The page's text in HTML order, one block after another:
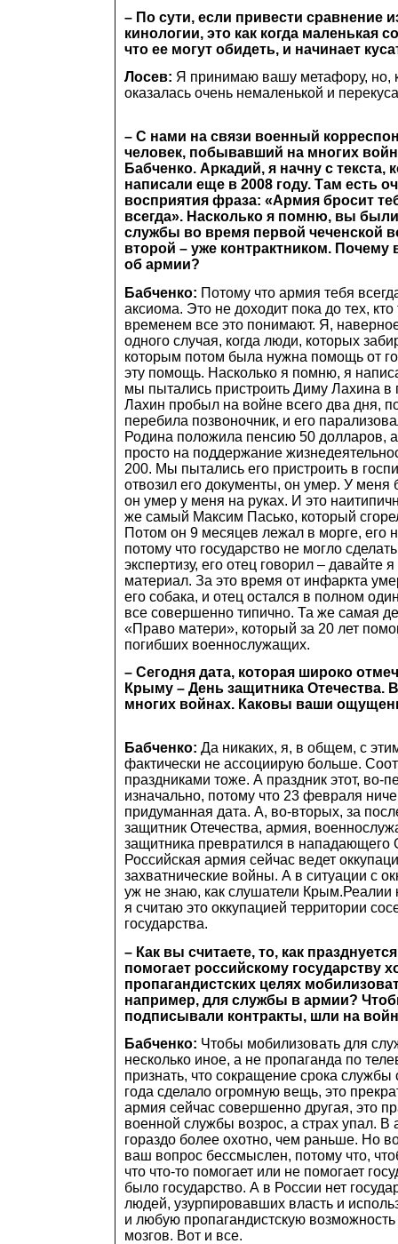
– По сути, если привести сравнение
кинологии, это как когда маленькая
что ее могут обидеть, и начинает
Лосев: Я принимаю вашу метафору, но,
оказалась очень немаленькой и
– С нами на связи военный
человек, побывавший на многих
Бабченко. Аркадий, я начну с текста,
написали еще в 2008 году. Там есть
восприятия фраза: «Армия бросит
всегда». Насколько я помню, вы
службы во время первой чеченской
второй – уже контрактником. Почему
об армии?
Бабченко: Потому что армия тебя
аксиома. Это не доходит пока до тех,
временем все это понимают. Я,
одного случая, когда люди, которых
которым потом была нужна помощь от
эту помощь. Насколько я помню, я
мы пытались пристроить Диму Лахина в
Лахин пробыл на войне всего два дня,
перебила позвоночник, и его
Родина положила пенсию 50 долларов,
просто на поддержание
200. Мы пытались его пристроить в
отвозил его документы, он умер. У
он умер у меня на руках. И это
же самый Максим Пасько, который
Потом он 9 месяцев лежал в морге, его
потому что государство не могло
экспертизу, его отец говорил – давайте
материал. За это время от инфаркта
его собака, и отец остался в полном
все совершенно типично. Та же самая
«Право матери», который за 20 лет
погибших военнослужащих.
– Сегодня дата, которая широко
Крыму – День защитника Отечества.
многих войнах. Каковы ваши
​Бабченко: Да никаких, я, в общем, с
фактически не ассоциирую больше.
праздниками тоже. А праздник этот, во-
изначально, потому что 23 февраля
придуманная дата. А, во-вторых, за
защитник Отечества, армия,
защитника превратился в нападающего
Российская армия сейчас ведет
захватнические войны. А в ситуации с
уж не знаю, как слушатели Крым.Реалии
я считаю это оккупацией территории
государства.
– Как вы считаете, то, как
помогает российскому государству
пропагандистских целях
например, для службы в армии?
подписывали контракты, шли на
Бабченко: Чтобы мобилизовать для
несколько иное, а не пропаганда по
признать, что сокращение срока службы
года сделало огромную вещь, это
армия сейчас совершенно другая, это
военной службы возрос, а страх упал. В
гораздо более охотно, чем раньше. Но
ваш вопрос бессмыслен, потому что,
что что-то помогает или не помогает
было государство. А в России нет
людей, узурпировавших власть и
и любую пропагандистскую
мозгов. Вот и все.